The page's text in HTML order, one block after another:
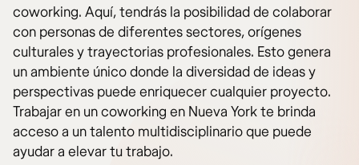
coworking. Aquí, tendrás la posibilidad de colaborar
con personas de diferentes sectores, orígenes
culturales y trayectorias profesionales. Esto genera
un ambiente único donde la diversidad de ideas y
perspectivas puede enriquecer cualquier proyecto.
Trabajar en un coworking en Nueva York te brinda
acceso a un talento multidisciplinario que puede
ayudar a elevar tu trabajo.